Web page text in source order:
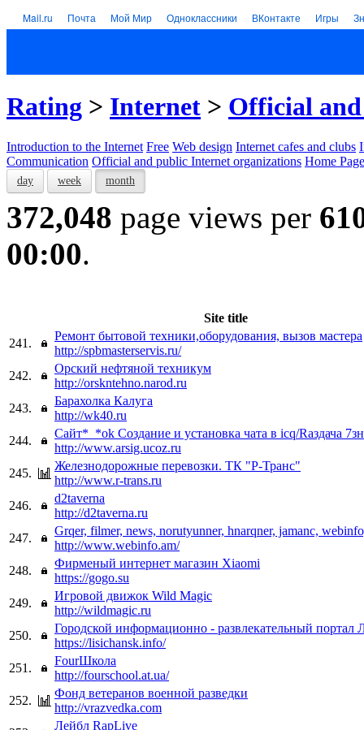
Mail.ru Почта Мой Мир Одноклассники ВКонтакте Игры
Rating > Internet > Official
Introduction to the Internet Free Web design Internet cafes and clubs
Communication Official and public Internet organizations Home
day week month
372,048 page views per
00:00.
Site title
241.
Ремонт бытовой техники,оборудования, вызов мастера
http://spbmasterservis.ru/
242.
Орский нефтяной техникум
http://orskntehno.narod.ru
243.
Барахолка Калуга
http://wk40.ru
244.
Сайт*_*ok Создание и установка чата в icq/Rаздача
http://www.arsig.ucoz.ru
245.
Железнодорожные перевозки. ТК "Р-Транс"
http://www.r-trans.ru
246.
d2taverna
http://d2taverna.ru
247.
Grqer, filmer, news, norutyunner, hnarqner, jamanc,
http://www.webinfo.am/
248.
Фирменый интернет магазин Xiaomi
https://gogo.su
249.
Игровой движок Wild Magic
http://wildmagic.ru
250.
Городской информационно - развлекательный портал
https://lisichansk.info/
251.
FourШкола
http://fourschool.at.ua/
252.
Фонд ветеранов военной разведки
http://vrazvedka.com
Лейбл RapLive